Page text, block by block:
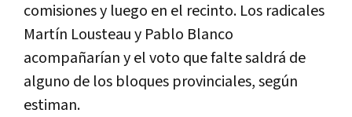
comisiones y luego en el recinto. Los radicales
Martín Lousteau y Pablo Blanco
acompañarían y el voto que falte saldrá de
alguno de los bloques provinciales, según
estiman.